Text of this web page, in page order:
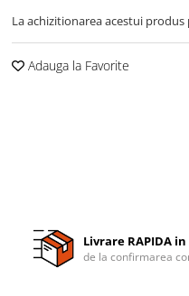
La achizitionarea acestui
Adauga la Favorite
Livrare RAPIDA in
de la confirmarea